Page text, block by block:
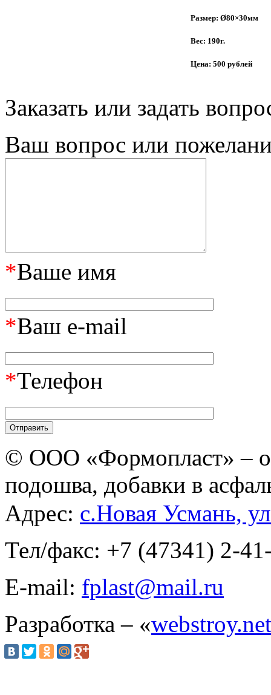
Размер: Ø80×30мм
Вес: 190г.
Цена: 500 рублей
Заказать или задать
Ваш вопрос или
*Ваше имя
*Ваш e-mail
*Телефон
© ООО «Формопласт» –
подошва, добавки в
Адрес: с.Новая Усмань,
Тел/факс: +7 (47341) 2-
E-mail: fplast@mail.ru
Разработка – «webstroy.net